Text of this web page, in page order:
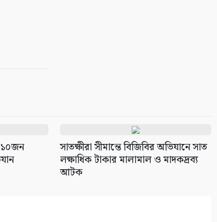
নেটপাটা দেওয়ার অভিযোগ
১০জন
সাতক্ষীরা সীমান্তে বিজিবির অভিযানে সাত
লক্ষাধিক টাকার মালামাল ও মাদকদ্রব্য
আটক